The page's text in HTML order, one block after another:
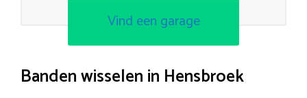
Vind een garage
Banden wisselen in Hensbroek